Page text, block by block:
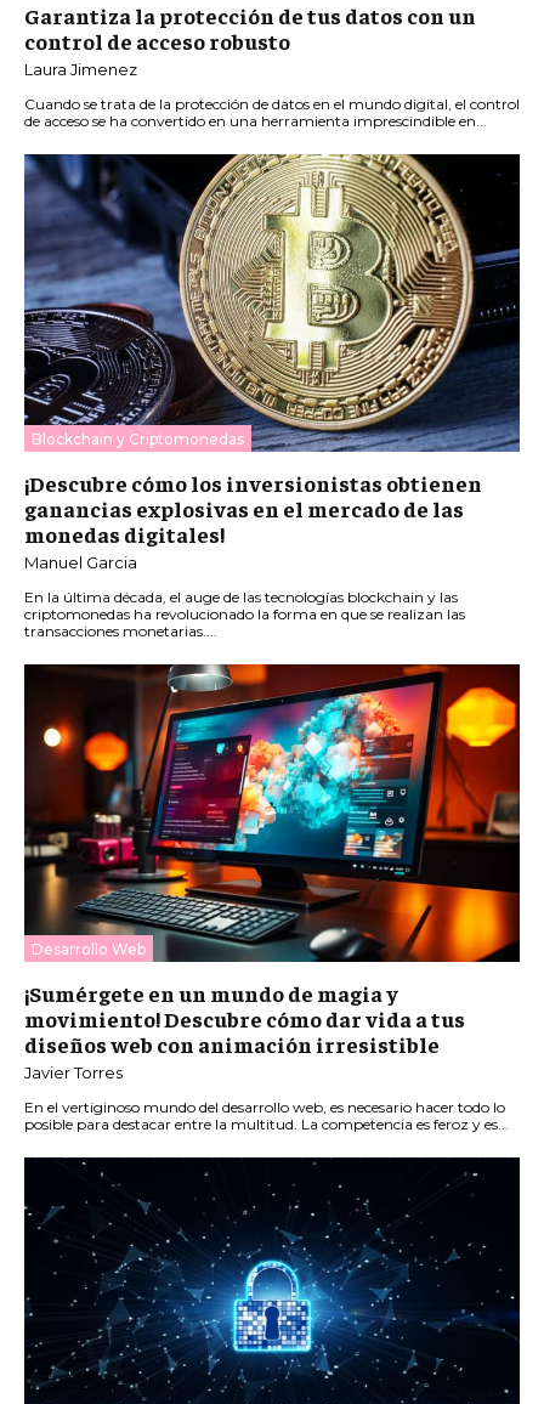
Garantiza la protección de tus datos con un
control de acceso robusto
Laura Jimenez
Cuando se trata de la protección de datos en el mundo digital, el control
de acceso se ha convertido en una herramienta imprescindible en...
Blockchain y Criptomonedas
¡Descubre cómo los inversionistas obtienen
ganancias explosivas en el mercado de las
monedas digitales!
Manuel Garcia
En la última década, el auge de las tecnologías blockchain y las
criptomonedas ha revolucionado la forma en que se realizan las
transacciones monetarias....
Desarrollo Web
¡Sumérgete en un mundo de magia y
movimiento! Descubre cómo dar vida a tus
diseños web con animación irresistible
Javier Torres
En el vertiginoso mundo del desarrollo web, es necesario hacer todo lo
posible para destacar entre la multitud. La competencia es feroz y es...